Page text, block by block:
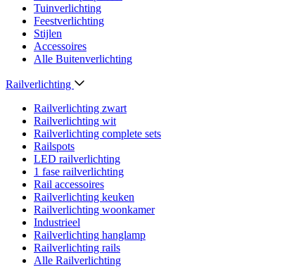
Tuinverlichting
Feestverlichting
Stijlen
Accessoires
Alle Buitenverlichting
Railverlichting
Railverlichting zwart
Railverlichting wit
Railverlichting complete sets
Railspots
LED railverlichting
1 fase railverlichting
Rail accessoires
Railverlichting keuken
Railverlichting woonkamer
Industrieel
Railverlichting hanglamp
Railverlichting rails
Alle Railverlichting